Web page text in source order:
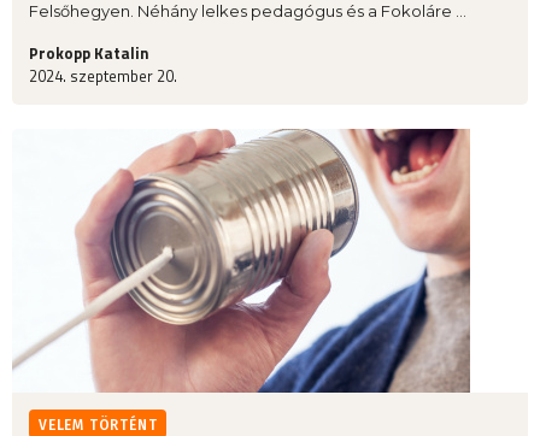
Felsőhegyen. Néhány lelkes pedagógus és a Fokoláre ...
Prokopp Katalin
2024. szeptember 20.
VELEM TÖRTÉNT